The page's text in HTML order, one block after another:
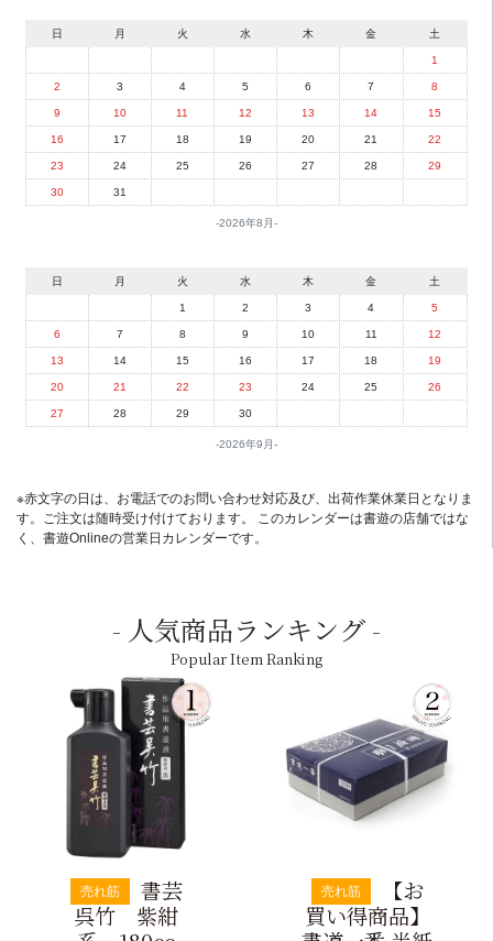
2026年8月
日 月 火 水 木 金 土
1
2 3 4 5 6 7 8
9 10 11 12 13 14 15
16 17 18 19 20 21 22
23 24 25 26 27 28 29
30 31
2026年9月
日 月 火 水 木 金 土
1 2 3 4 5
6 7 8 9 10 11 12
13 14 15 16 17 18 19
20 21 22 23 24 25 26
27 28 29 30
※赤文字の日は、お電話でのお問い合わせ対応及び、出荷作業休業日となりま
す。ご注文は随時受け付けております。 このカレンダーは書遊の店舗ではな
く、書遊Onlineの営業日カレンダーです。
人気商品ランキング
Popular Item Ranking
売れ筋
書芸
呉竹 紫紺
売れ筋
【お
買い得商品】